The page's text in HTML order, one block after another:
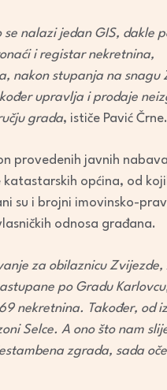
nalazi jedan GIS, dakle
i registar nekretnina,
nakon stupanja na snagu
upravlja i prodaje
grada, ističe Pavić Črne.
provedenih javnih
općina, od
su i brojni imovinsko-
odnosa građana.
za obilaznicu
po Gradu
nekretnina. Također, od
Selce. A ono što nam
zgrada, sada